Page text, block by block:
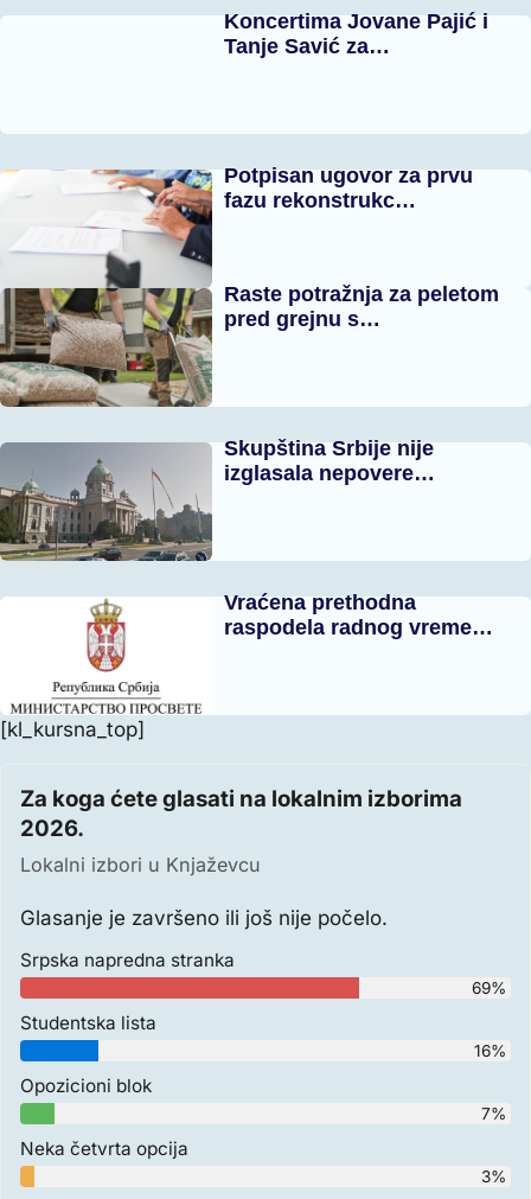
Koncertima Jovane Pajić i
Tanje Savić za…
Potpisan ugovor za prvu
fazu rekonstrukc…
Raste potražnja za peletom
pred grejnu s…
Skupština Srbije nije
izglasala nepovere…
Vraćena prethodna
raspodela radnog vreme…
[kl_kursna_top]
Za koga ćete glasati na lokalnim izborima
2026.
Lokalni izbori u Knjaževcu
Glasanje je završeno ili još nije počelo.
Srpska napredna stranka
69%
Studentska lista
16%
Opozicioni blok
7%
Neka četvrta opcija
3%